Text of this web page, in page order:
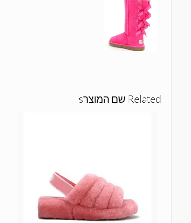
Related שם המוצרs